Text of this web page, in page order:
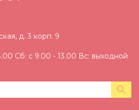
д. 3 корп. 9
Сб: c 9.00 - 13.00 Вс: выходной